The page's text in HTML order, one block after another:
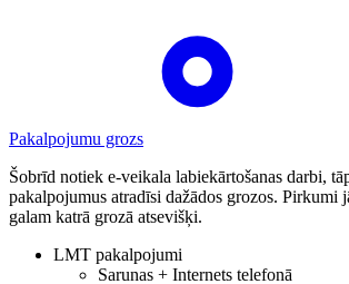
Pakalpojumu grozs
Šobrīd notiek e-veikala labiekārtošanas darbi,
pakalpojumus atradīsi dažādos grozos. Pirkumi
galam katrā grozā atsevišķi.
LMT pakalpojumi
Sarunas + Internets telefonā